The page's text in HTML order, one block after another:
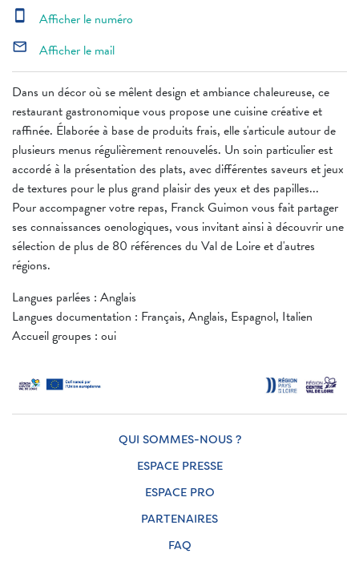
Dans un décor où se mêlent design et ambiance chaleureuse, ce
restaurant gastronomique vous propose une cuisine créative et
raffinée. Élaborée à base de produits frais, elle s'articule autour de
plusieurs menus régulièrement renouvelés. Un soin particulier est
accordé à la présentation des plats, avec différentes saveurs et jeux
de textures pour le plus grand plaisir des yeux et des papilles...
Pour accompagner votre repas, Franck Guimon vous fait partager
ses connaissances oenologiques, vous invitant ainsi à découvrir une
sélection de plus de 80 références du Val de Loire et d'autres
régions.
Langues parlées : Anglais
Langues documentation : Français, Anglais, Espagnol, Italien
Accueil groupes : oui
smartphone Afficher le numéro
mail_outline Afficher le mail
QUI SOMMES-NOUS ?
ESPACE PRESSE
ESPACE PRO
PARTENAIRES
FAQ